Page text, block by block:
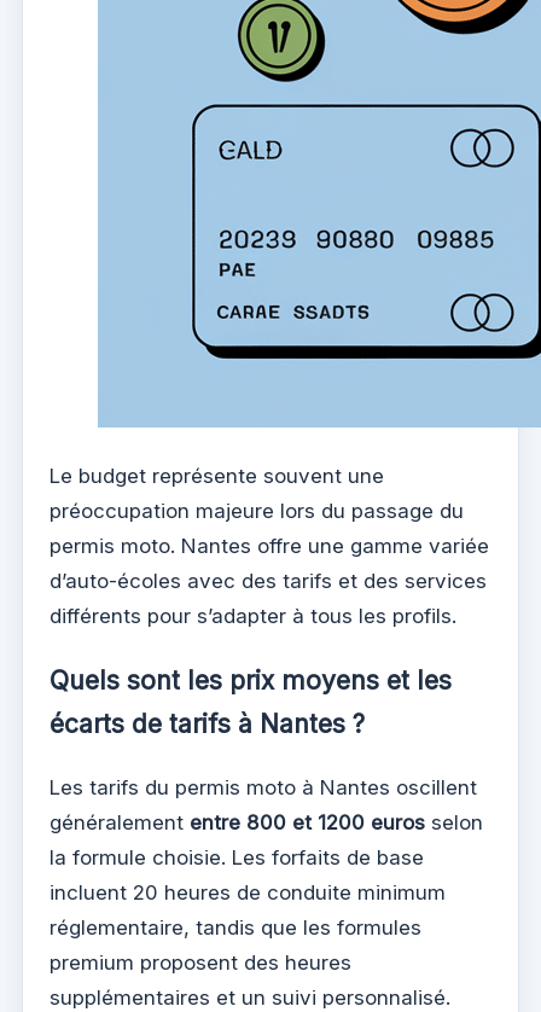
Le budget représente souvent une
préoccupation majeure lors du passage du
permis moto. Nantes offre une gamme variée
d’auto-écoles avec des tarifs et des services
différents pour s’adapter à tous les profils.
Quels sont les prix moyens et les
écarts de tarifs à Nantes ?
Les tarifs du permis moto à Nantes oscillent
généralement entre 800 et 1200 euros selon
la formule choisie. Les forfaits de base
incluent 20 heures de conduite minimum
réglementaire, tandis que les formules
premium proposent des heures
supplémentaires et un suivi personnalisé.